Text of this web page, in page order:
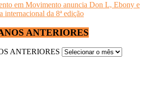
em Movimento anuncia Don L, Ebony e
internacional da 8ª edição
ANTERIORES
ANTERIORES